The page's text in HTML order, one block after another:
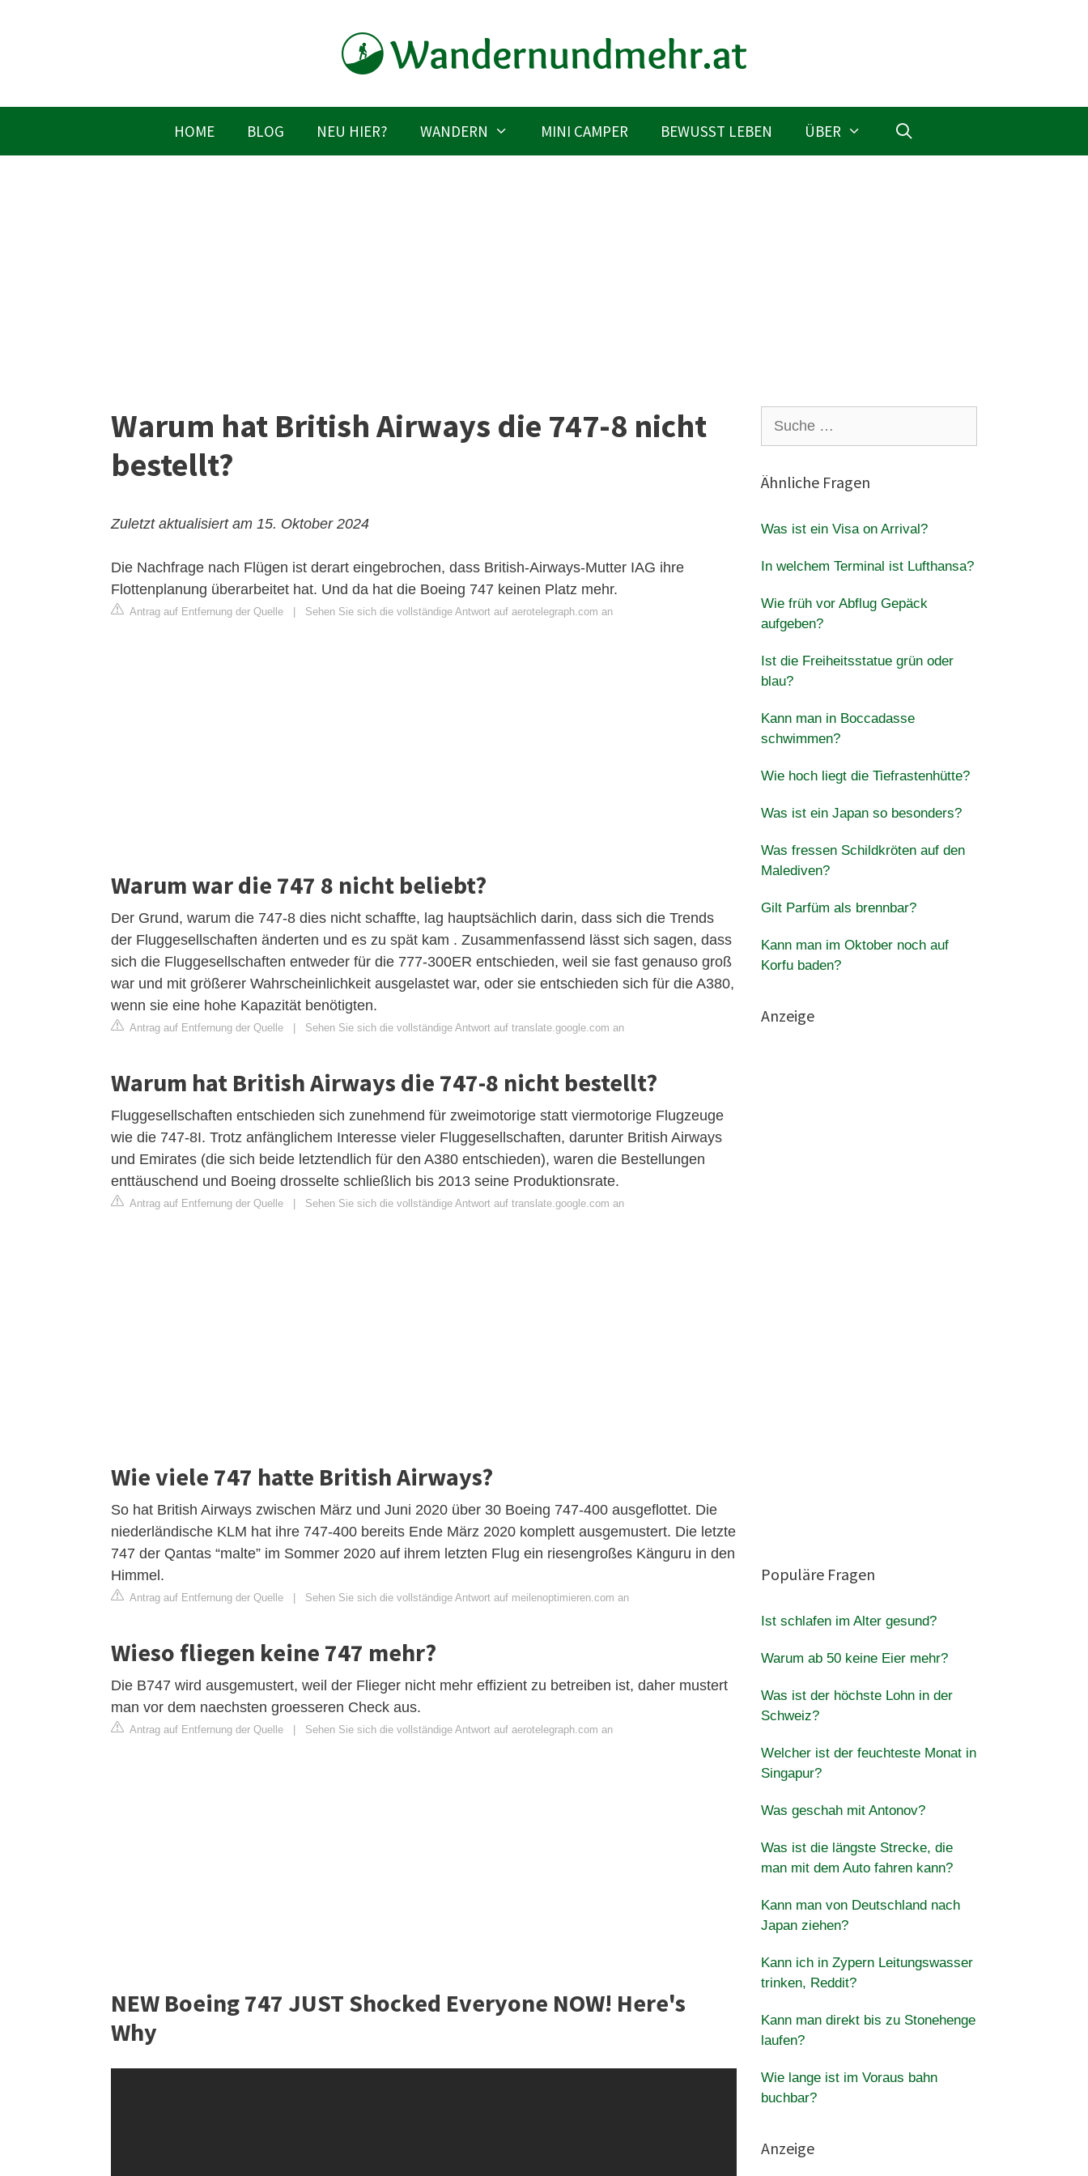
HOME BLOG NEU HIER? WANDERN MINI CAMPER BEWUSST LEBEN ÜBER
Warum hat British Airways die 747-8 nicht
bestellt?
Zuletzt aktualisiert am 15. Oktober 2024
Die Nachfrage nach Flügen ist derart eingebrochen, dass British-Airways-Mutter IAG ihre
Flottenplanung überarbeitet hat. Und da hat die Boeing 747 keinen Platz mehr.
Antrag auf Entfernung der Quelle Sehen Sie sich die vollständige Antwort auf aerotelegraph.com an
Warum war die 747 8 nicht beliebt?
Der Grund, warum die 747-8 dies nicht schaffte, lag hauptsächlich darin, dass sich die Trends
der Fluggesellschaften änderten und es zu spät kam . Zusammenfassend lässt sich sagen, dass
sich die Fluggesellschaften entweder für die 777-300ER entschieden, weil sie fast genauso groß
war und mit größerer Wahrscheinlichkeit ausgelastet war, oder sie entschieden sich für die A380,
wenn sie eine hohe Kapazität benötigten.
Antrag auf Entfernung der Quelle Sehen Sie sich die vollständige Antwort auf translate.google.com an
Warum hat British Airways die 747-8 nicht bestellt?
Fluggesellschaften entschieden sich zunehmend für zweimotorige statt viermotorige Flugzeuge
wie die 747-8I. Trotz anfänglichem Interesse vieler Fluggesellschaften, darunter British Airways
und Emirates (die sich beide letztendlich für den A380 entschieden), waren die Bestellungen
enttäuschend und Boeing drosselte schließlich bis 2013 seine Produktionsrate.
Antrag auf Entfernung der Quelle Sehen Sie sich die vollständige Antwort auf translate.google.com an
Wie viele 747 hatte British Airways?
So hat British Airways zwischen März und Juni 2020 über 30 Boeing 747-400 ausgeflottet. Die
niederländische KLM hat ihre 747-400 bereits Ende März 2020 komplett ausgemustert. Die letzte
747 der Qantas “malte” im Sommer 2020 auf ihrem letzten Flug ein riesengroßes Känguru in den
Himmel.
Antrag auf Entfernung der Quelle Sehen Sie sich die vollständige Antwort auf meilenoptimieren.com an
Wieso fliegen keine 747 mehr?
Die B747 wird ausgemustert, weil der Flieger nicht mehr effizient zu betreiben ist, daher mustert
man vor dem naechsten groesseren Check aus.
Antrag auf Entfernung der Quelle Sehen Sie sich die vollständige Antwort auf aerotelegraph.com an
NEW Boeing 747 JUST Shocked Everyone NOW! Here's
Why
nach:
Ähnliche Fragen
Was ist ein Visa on Arrival?
In welchem Terminal ist Lufthansa?
Wie früh vor Abflug Gepäck
aufgeben?
Ist die Freiheitsstatue grün oder
blau?
Kann man in Boccadasse
schwimmen?
Wie hoch liegt die Tiefrastenhütte?
Was ist ein Japan so besonders?
Was fressen Schildkröten auf den
Malediven?
Gilt Parfüm als brennbar?
Kann man im Oktober noch auf
Korfu baden?
Anzeige
Populäre Fragen
Ist schlafen im Alter gesund?
Warum ab 50 keine Eier mehr?
Was ist der höchste Lohn in der
Schweiz?
Welcher ist der feuchteste Monat in
Singapur?
Was geschah mit Antonov?
Was ist die längste Strecke, die
man mit dem Auto fahren kann?
Kann man von Deutschland nach
Japan ziehen?
Kann ich in Zypern Leitungswasser
trinken, Reddit?
Kann man direkt bis zu Stonehenge
laufen?
Wie lange ist im Voraus bahn
buchbar?
Anzeige